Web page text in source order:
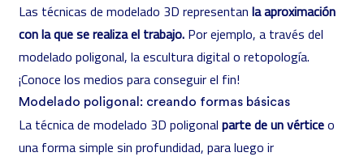
Las técnicas de modelado 3D representan la aproximación
con la que se realiza el trabajo. Por ejemplo, a través del
modelado poligonal, la escultura digital o retopología.
¡Conoce los medios para conseguir el fin!
Modelado poligonal: creando formas básicas
La técnica de modelado 3D poligonal parte de un vérticeo
una forma simple sin profundidad, para luego ir